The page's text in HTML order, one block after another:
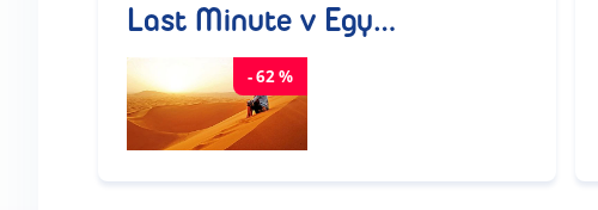
Last Minute v Egyptě
-62%